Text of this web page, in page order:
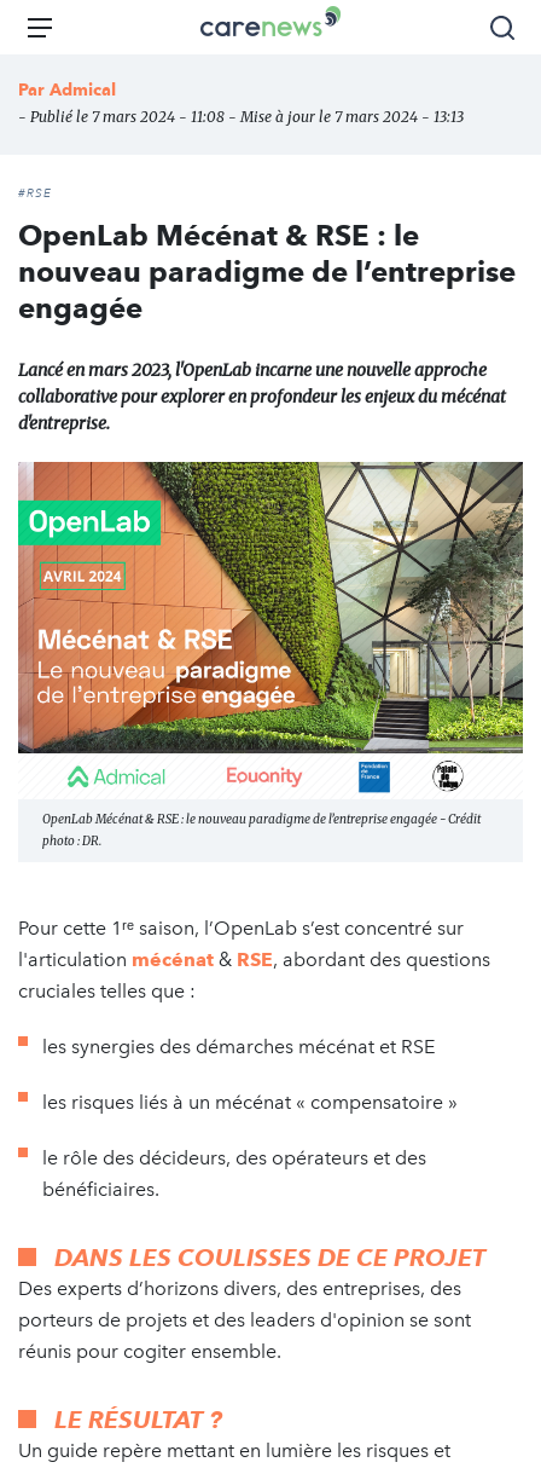
Aller
principal
Carenews,
des
Menu
Par Admical
- Publié le 7 mars 2024 - 11:08 - Mise à jour le 7 mars 2024 - 13:13
#RSE
OpenLab Mécénat & RSE : le
nouveau paradigme de l’entreprise
engagée
Lancé en mars 2023, l'OpenLab incarne une nouvelle approche
collaborative pour explorer en profondeur les enjeux du mécénat
d'entreprise.
OpenLab Mécénat & RSE : le nouveau paradigme de l’entreprise engagée - Crédit
photo : DR.
Pour cette 1ʳᵉ saison, l’OpenLab s’est concentré sur
l'articulation mécénat & RSE, abordant des questions
cruciales telles que :
les synergies des démarches mécénat et RSE
les risques liés à un mécénat « compensatoire »
le rôle des décideurs, des opérateurs et des
bénéficiaires.
DANS LES COULISSES DE CE PROJET
Des experts d’horizons divers, des entreprises, des
porteurs de projets et des leaders d'opinion se sont
réunis pour cogiter ensemble.
LE RÉSULTAT ?
Un guide repère mettant en lumière les risques et